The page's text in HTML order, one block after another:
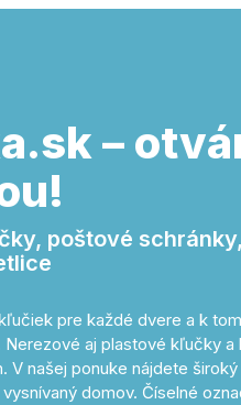
–
poštové
pre každé dvere a k
aj plastové kľučky
V našej ponuke nájdete
domov. Číselné